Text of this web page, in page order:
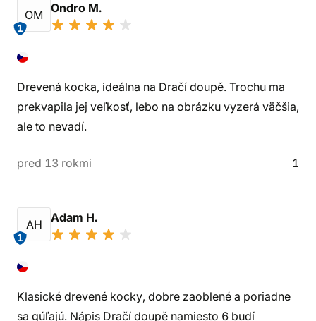
OM
1
Ondro M.
Drevená kocka, ideálna na Dračí doupě. Trochu ma
prekvapila jej veľkosť, lebo na obrázku vyzerá väčšia,
ale to nevadí.
pred 13 rokmi 1
AH
1
Adam H.
Klasické drevené kocky, dobre zaoblené a poriadne
sa gúľajú. Nápis Dračí doupě namiesto 6 budí